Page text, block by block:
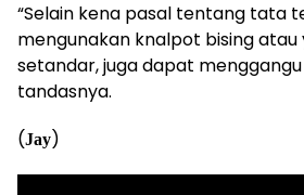
“Selain kena pasal tentang tata
mengunakan knalpot bising atau
setandar, juga dapat
tandasnya.
(Jay)